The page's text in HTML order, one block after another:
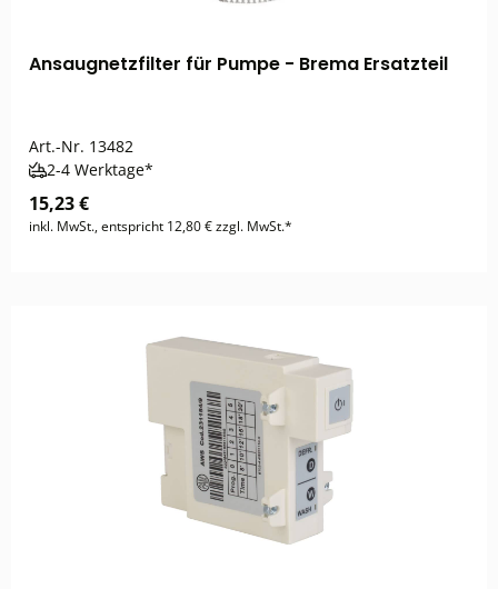
Ansaugnetzfilter für Pumpe - Brema Ersatzteil
Art.-Nr. 13482
2-4 Werktage*
15,23 €
inkl. MwSt., entspricht 12,80 € zzgl. MwSt.*